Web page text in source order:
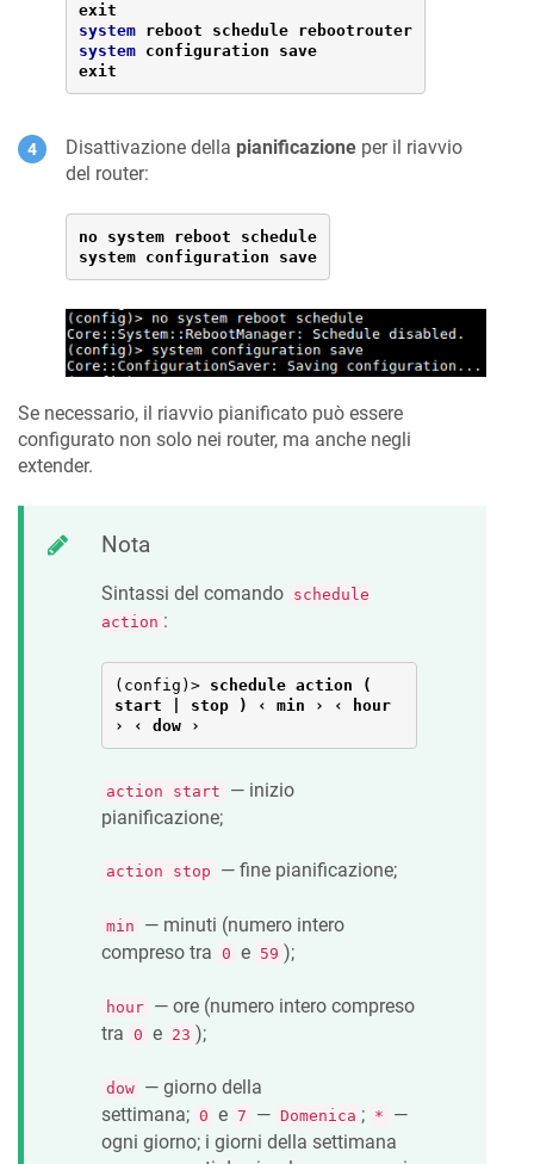
system
system configuration save
exit
Disattivazione della pianificazione per il riavvio
del router:
no system reboot schedule
system configuration save
Se necessario, il riavvio pianificato può essere
configurato non solo nei router, ma anche negli
extender.
Nota
Sintassi del comando schedule
action :
(config)> schedule action (
start | stop ) ‹ min › ‹ hour
› ‹ dow ›
action start
— inizio
pianificazione;
action stop — fine pianificazione;
min
— minuti (numero intero
compreso tra 0 e 59 );
hour — ore (numero intero compreso
tra 0 e 23 );
dow — giorno della
settimana; 0 e 7 — Domenica ; *
—
ogni giorno; i giorni della settimana